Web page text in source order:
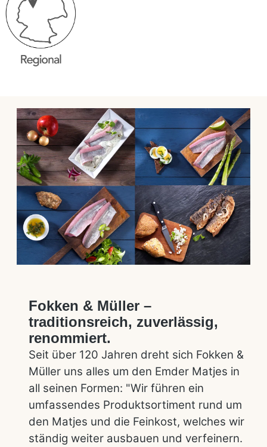
Fokken & Müller –
traditionsreich, zuverlässig,
renommiert.
Seit über 120 Jahren dreht sich Fokken &
Müller uns alles um den Emder Matjes in
all seinen Formen: "Wir führen ein
umfassendes Produktsortiment rund um
den Matjes und die Feinkost, welches wir
ständig weiter ausbauen und verfeinern.